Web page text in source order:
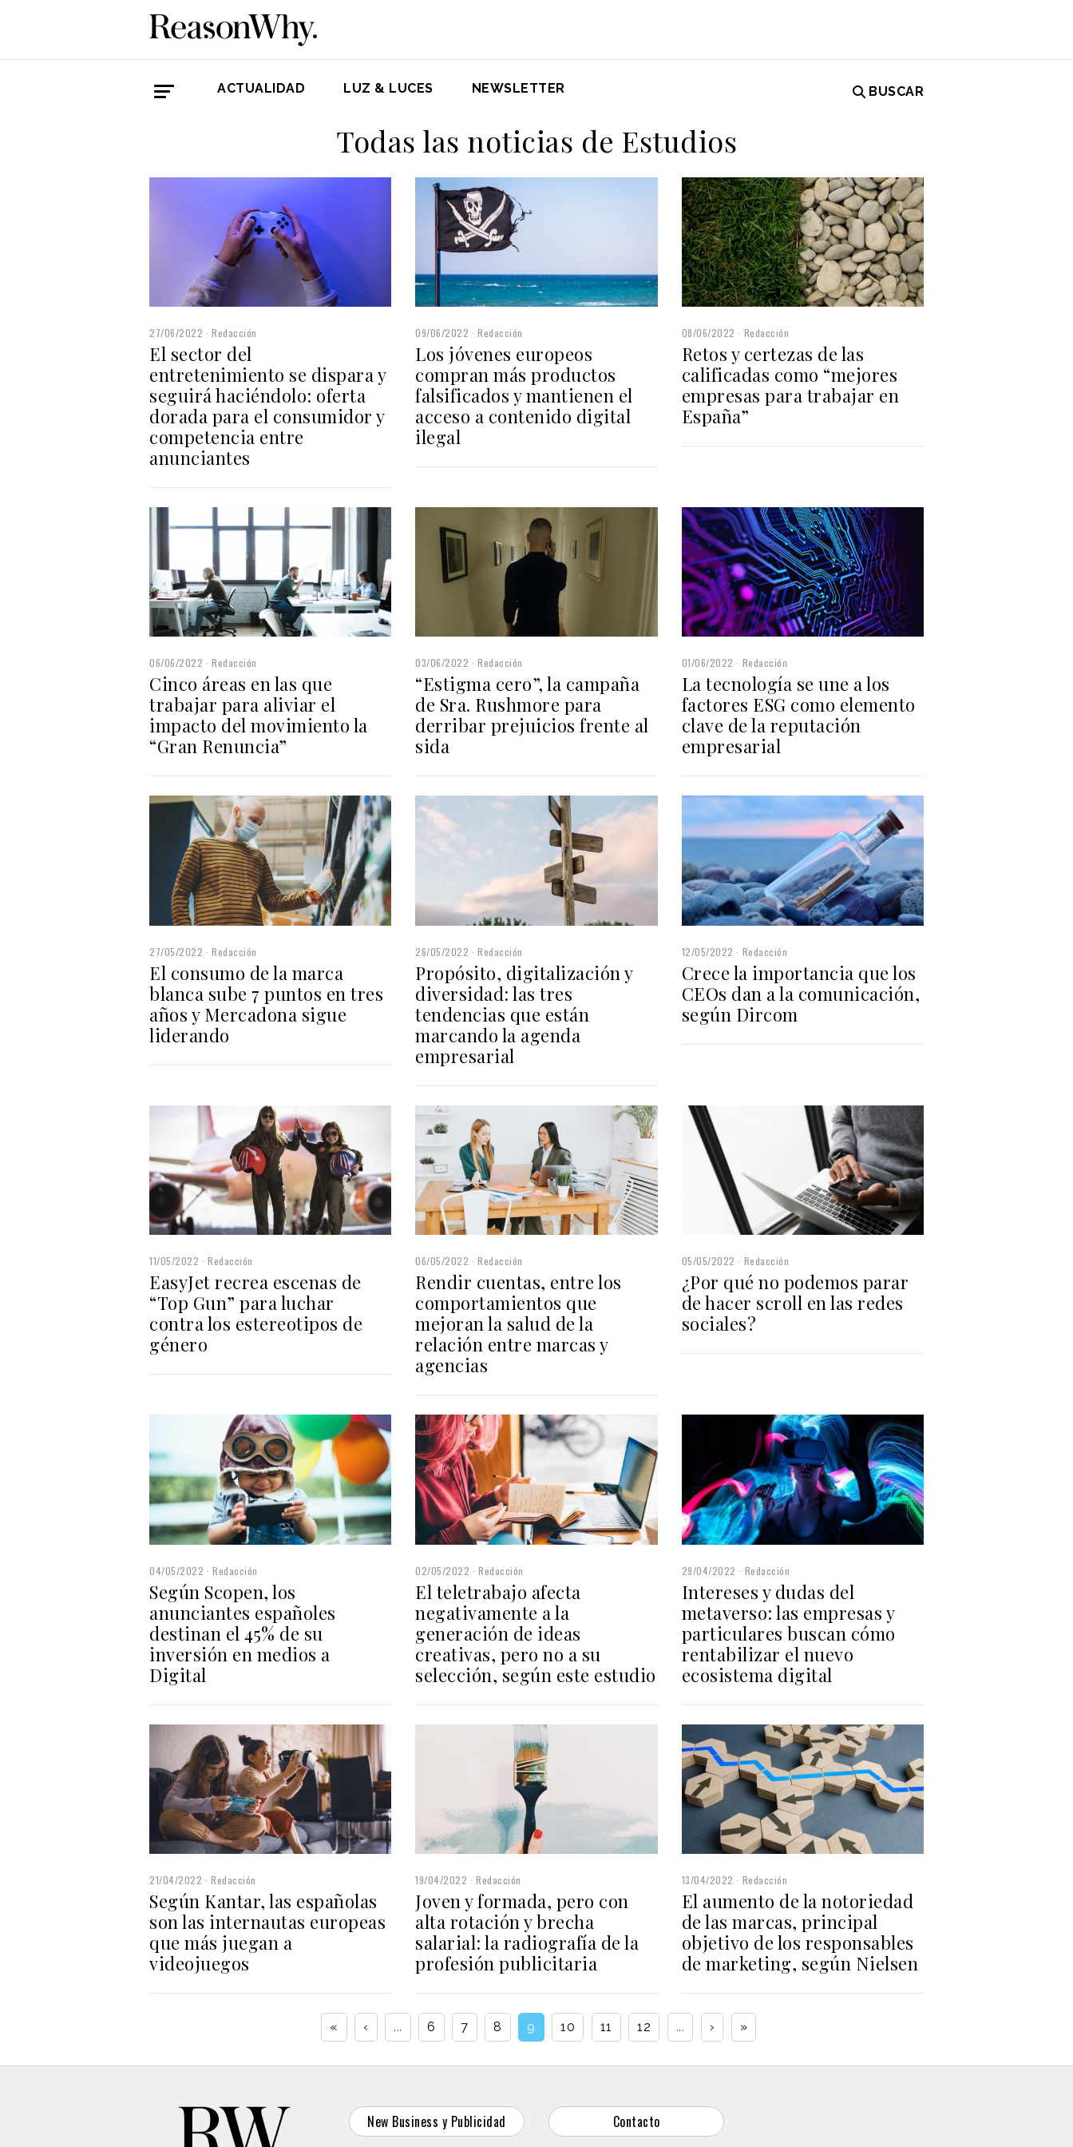
ACTUALIDAD LUZ & LUCES NEWSLETTER BUSCAR
Todas las noticias de Estudios
27/06/2022 Redacción
El sector del
entretenimiento se dispara y
seguirá haciéndolo: oferta
dorada para el consumidor y
competencia entre
anunciantes
09/06/2022 Redacción
Los jóvenes europeos
compran más productos
falsificados y mantienen el
acceso a contenido digital
ilegal
08/06/2022 Redacción
Retos y certezas de las
calificadas como “mejores
empresas para trabajar en
España”
06/06/2022 Redacción
Cinco áreas en las que
trabajar para aliviar el
impacto del movimiento la
“Gran Renuncia”
03/06/2022 Redacción
“Estigma cero”, la campaña
de Sra. Rushmore para
derribar prejuicios frente al
sida
01/06/2022 Redacción
La tecnología se une a los
factores ESG como elemento
clave de la reputación
empresarial
27/05/2022 Redacción
El consumo de la marca
blanca sube 7 puntos en tres
años y Mercadona sigue
liderando
26/05/2022 Redacción
Propósito, digitalización y
diversidad: las tres
tendencias que están
marcando la agenda
empresarial
12/05/2022 Redacción
Crece la importancia que los
CEOs dan a la comunicación,
según Dircom
11/05/2022 Redacción
EasyJet recrea escenas de
“Top Gun” para luchar
contra los estereotipos de
género
06/05/2022 Redacción
Rendir cuentas, entre los
comportamientos que
mejoran la salud de la
relación entre marcas y
agencias
05/05/2022 Redacción
¿Por qué no podemos parar
de hacer scroll en las redes
sociales?
04/05/2022 Redacción
Según Scopen, los
anunciantes españoles
destinan el 45% de su
inversión en medios a
Digital
02/05/2022 Redacción
El teletrabajo afecta
negativamente a la
generación de ideas
creativas, pero no a su
selección, según este estudio
29/04/2022 Redacción
Intereses y dudas del
metaverso: las empresas y
particulares buscan cómo
rentabilizar el nuevo
ecosistema digital
21/04/2022 Redacción
Según Kantar, las españolas
son las internautas europeas
que más juegan a
videojuegos
19/04/2022 Redacción
Joven y formada, pero con
alta rotación y brecha
salarial: la radiografía de la
profesión publicitaria
13/04/2022 Redacción
El aumento de la notoriedad
de las marcas, principal
objetivo de los responsables
de marketing, según Nielsen
« ‹ ... 6 7 8 9 10 11 12 ... › »
New Business y Publicidad Contacto